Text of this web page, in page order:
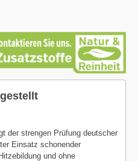
der strengen Prüfung deutscher
Einsatz schonender
und ohne